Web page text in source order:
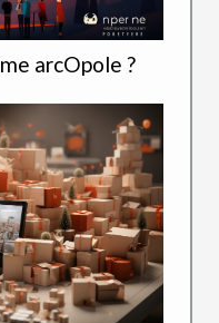
arcOpole ?